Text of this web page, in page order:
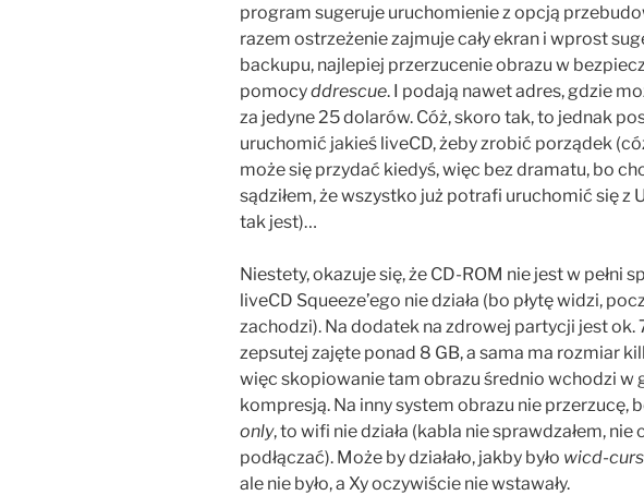
program sugeruje uruchomienie z opcją
razem ostrzeżenie zajmuje cały ekran i wprost
backupu, najlepiej przerzucenie obrazu w
pomocyddrescue. I podają nawet adres, gdzie
za jedyne 25 dolarów. Cóż, skoro tak, to jednak
uruchomić jakieś liveCD, żeby zrobić porządek
może się przydać kiedyś, więc bez dramatu, bo
sądziłem, że wszystko już potrafi uruchomić się z
tak jest)…
Niestety, okazuje się, że CD-ROM nie jest w pełni
liveCD Squeeze’ego nie działa (bo płytę widzi,
zachodzi). Na dodatek na zdrowej partycji jest ok.
zepsutej zajęte ponad 8 GB, a sama ma rozmiar
więc skopiowanie tam obrazu średnio wchodzi w
kompresją. Na inny system obrazu nie przerzucę,
only, to wifi nie działa (kabla nie sprawdzałem, nie
podłączać). Może by działało, jakby było wicd-
ale nie było, a Xy oczywiście nie wstawały.